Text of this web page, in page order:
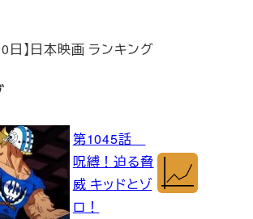
日】日本映画 ランキング
第1045話
呪縛！迫る脅
威 キッドとゾ
ロ！